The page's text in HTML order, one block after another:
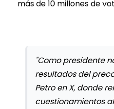
más de 10 millones de
"Como presidente
resultados del
Petro en X, donde
cuestionamientos